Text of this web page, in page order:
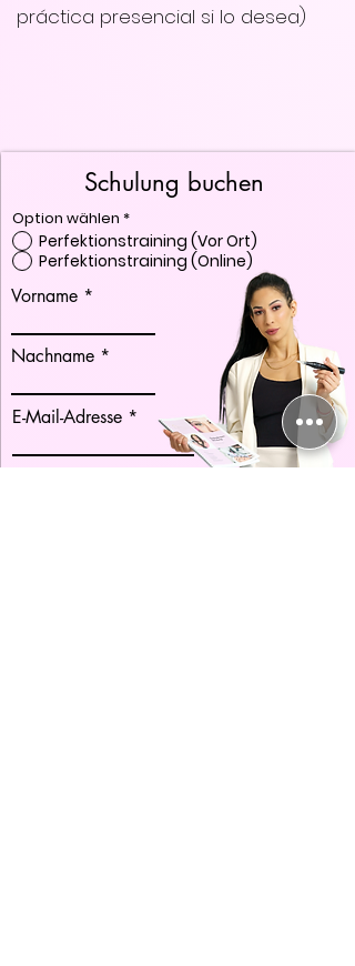
práctica presencial si lo desea)
Schulung buchen
Vorname
Nachname
E-Mail-Adresse
Option wählen *
Perfektionstraining (Vor Ort)
Perfektionstraining (Online)